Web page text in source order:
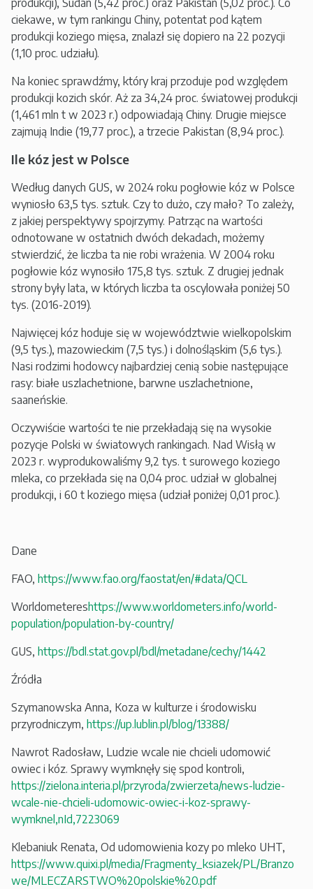
produkcji), Sudan (5,42 proc.) oraz Pakistan (5,02 proc.). Co
ciekawe, w tym rankingu Chiny, potentat pod kątem
produkcji koziego mięsa, znalazł się dopiero na 22 pozycji
(1,10 proc. udziału).
Na koniec sprawdźmy, który kraj przoduje pod względem
produkcji kozich skór. Aż za 34,24 proc. światowej produkcji
(1,461 mln t w 2023 r.) odpowiadają Chiny. Drugie miejsce
zajmują Indie (19,77 proc.), a trzecie Pakistan (8,94 proc.).
Ile kóz jest w Polsce
Według danych GUS, w 2024 roku pogłowie kóz w Polsce
wyniosło 63,5 tys. sztuk. Czy to dużo, czy mało? To zależy,
z jakiej perspektywy spojrzymy. Patrząc na wartości
odnotowane w ostatnich dwóch dekadach, możemy
stwierdzić, że liczba ta nie robi wrażenia. W 2004 roku
pogłowie kóz wynosiło 175,8 tys. sztuk. Z drugiej jednak
strony były lata, w których liczba ta oscylowała poniżej 50
tys. (2016-2019).
Najwięcej kóz hoduje się w województwie wielkopolskim
(9,5 tys.), mazowieckim (7,5 tys.) i dolnośląskim (5,6 tys.).
Nasi rodzimi hodowcy najbardziej cenią sobie następujące
rasy: białe uszlachetnione, barwne uszlachetnione,
saaneńskie.
Oczywiście wartości te nie przekładają się na wysokie
pozycje Polski w światowych rankingach. Nad Wisłą w
2023 r. wyprodukowaliśmy 9,2 tys. t surowego koziego
mleka, co przekłada się na 0,04 proc. udział w globalnej
produkcji, i 60 t koziego mięsa (udział poniżej 0,01 proc.).
Dane
FAO, https://www.fao.org/faostat/en/#data/QCL
Worldometereshttps://www.worldometers.info/world-
population/population-by-country/
GUS, https://bdl.stat.gov.pl/bdl/metadane/cechy/1442
Źródła
Szymanowska Anna, Koza w kulturze i środowisku
przyrodniczym, https://up.lublin.pl/blog/13388/
Nawrot Radosław, Ludzie wcale nie chcieli udomowić
owiec i kóz. Sprawy wymknęły się spod kontroli,
https://zielona.interia.pl/przyroda/zwierzeta/news-ludzie-
wcale-nie-chcieli-udomowic-owiec-i-koz-sprawy-
wymknel,nId,7223069
Klebaniuk Renata, Od udomowienia kozy po mleko UHT,
https://www.quixi.pl/media/Fragmenty_ksiazek/PL/Branzo
we/MLECZARSTWO%20polskie%20.pdf